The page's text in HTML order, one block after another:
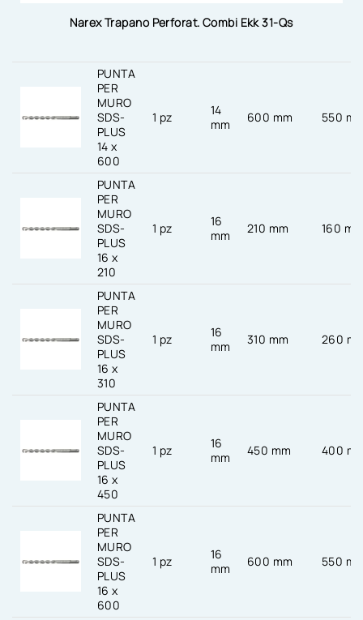
Narex Trapano Perforat. Combi Ekk 31-Qs
PUNTA
PER
MURO
SDS-
PLUS
14 x
600
1 pz
14
mm
600 mm 550
PUNTA
PER
MURO
SDS-
PLUS
16 x
210
1 pz
16
mm
210 mm 160
PUNTA
PER
MURO
SDS-
PLUS
16 x
310
1 pz
16
mm
310 mm 260
PUNTA
PER
MURO
SDS-
PLUS
16 x
450
1 pz
16
mm
450 mm 400
PUNTA
PER
MURO
SDS-
PLUS
16 x
600
1 pz
16
mm
600 mm 550